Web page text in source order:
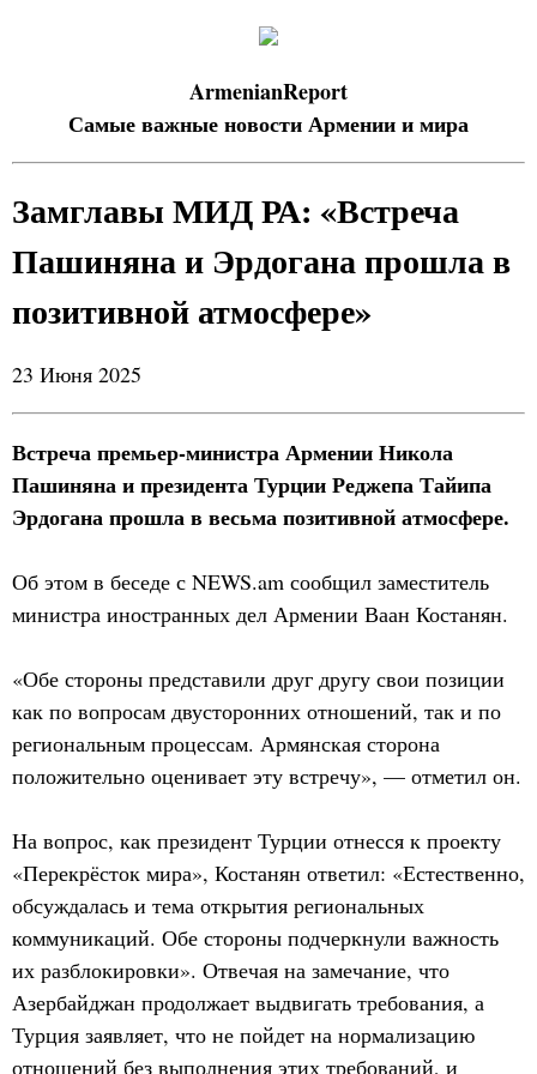
ArmenianReport
Самые важные новости Армении и мира
Замглавы МИД РА: «Встреча
Пашиняна и Эрдогана прошла в
позитивной атмосфере»
23 Июня 2025
Встреча премьер-министра Армении Никола
Пашиняна и президента Турции Реджепа Тайипа
Эрдогана прошла в весьма позитивной атмосфере.
Об этом в беседе с NEWS.am сообщил заместитель
министра иностранных дел Армении Ваан Костанян.
«Обе стороны представили друг другу свои позиции
как по вопросам двусторонних отношений, так и по
региональным процессам. Армянская сторона
положительно оценивает эту встречу», — отметил он.
На вопрос, как президент Турции отнесся к проекту
«Перекрёсток мира», Костанян ответил: «Естественно,
обсуждалась и тема открытия региональных
коммуникаций. Обе стороны подчеркнули важность
их разблокировки». Отвечая на замечание, что
Азербайджан продолжает выдвигать требования, а
Турция заявляет, что не пойдет на нормализацию
отношений без выполнения этих требований, и